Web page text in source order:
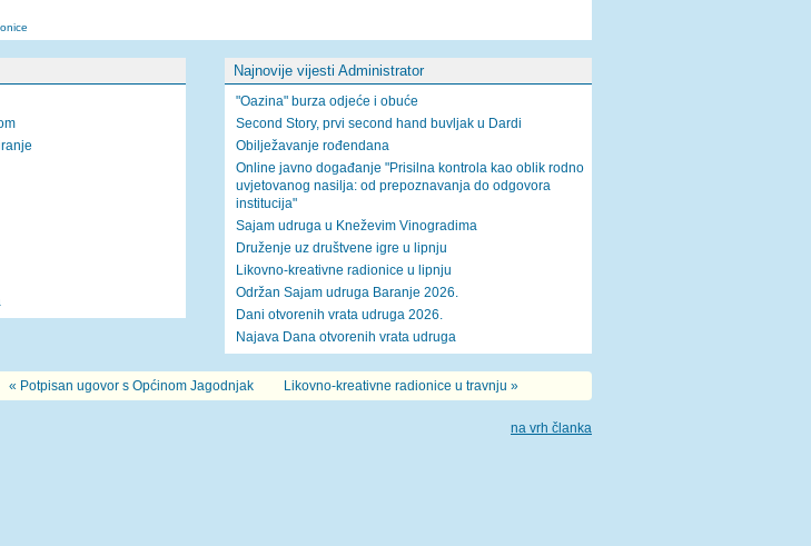
Najnovije vijesti Administrator
"Oazina" burza odjeće i obuće
Second Story, prvi second hand buvljak u Dardi
Obilježavanje rođendana
Online javno događanje "Prisilna kontrola kao oblik rodno
uvjetovanog nasilja: od prepoznavanja do odgovora
institucija"
Sajam udruga u Kneževim Vinogradima
Druženje uz društvene igre u lipnju
Likovno-kreativne radionice u lipnju
Održan Sajam udruga Baranje 2026.
Dani otvorenih vrata udruga 2026.
Najava Dana otvorenih vrata udruga
« Potpisan ugovor s Općinom Jagodnjak Likovno-kreativne radionice u travnju »
na vrh članka